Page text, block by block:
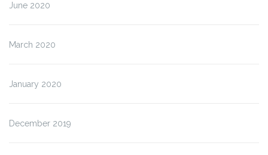
June 2020
March 2020
January 2020
December 2019